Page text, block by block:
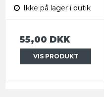
Ikke på lager i butik
55,00 DKK
VIS PRODUKT